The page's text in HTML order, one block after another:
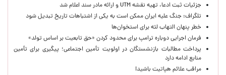
جزئیات ثبت ادعا، تهیه نقشه UTM و ارائه مادر سند اعلام شد
تلگراف: جنگ علیه ایران ممکن است به یکی از اشتباهات تاریخ تبدیل شود
خطر پنهان التهاب لثه برای استخوان‌ها
فرمان اجرایی دوباره ترامپ برای محدود کردن «حق تابعیت بر اساس تولد»
پرداخت مطالبات بازنشستگان در اولویت تأمین اجتماعی؛ پیگیری برای تأمین
منابع ادامه دارد
مراقب علائم هپاتیت باشید!